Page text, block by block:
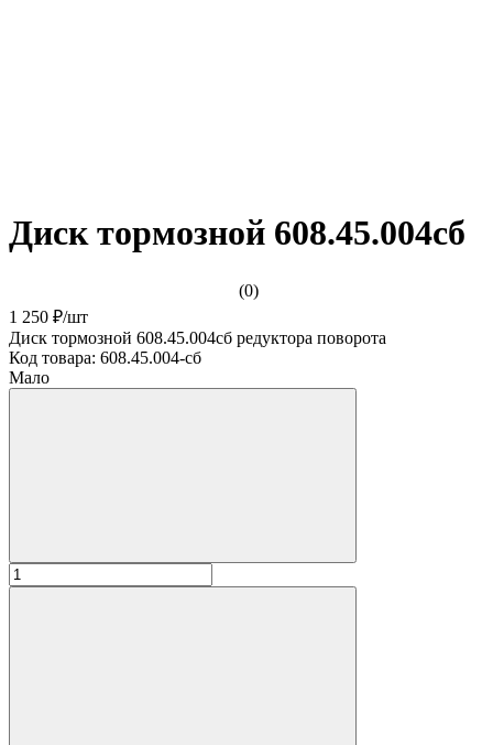
Диск тормозной 608.45.004сб
(0)
1 250 ₽/шт
Диск тормозной 608.45.004сб редуктора поворота
Код товара: 608.45.004-сб
Мало